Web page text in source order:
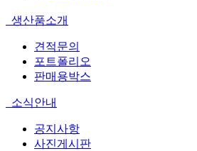
생산품소개
견적문의
포트폴리오
판매용박스
소식안내
공지사항
사진게시판